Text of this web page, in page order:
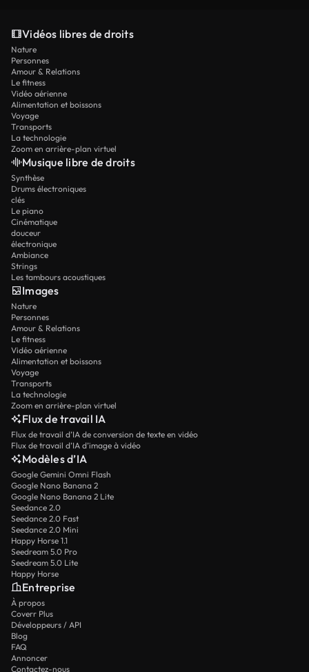
Vidéos libres de droits
Nature
Personnes
Amour & Relations
Le fitness
Vidéo aérienne
Alimentation et boissons
Voyage
Transports
La technologie
Zoom en arrière-plan virtuel
Musique libre de droits
Synthèse
Drums électroniques
clés
Le piano
Cinématique
douceur
électronique
Ambiance
Strings
Les tambours acoustiques
Images
Nature
Personnes
Amour & Relations
Le fitness
Vidéo aérienne
Alimentation et boissons
Voyage
Transports
La technologie
Zoom en arrière-plan virtuel
Flux de travail IA
Flux de travail d’IA de conversion de texte en vidéo
Flux de travail d’IA d’image à vidéo
Modèles d’IA
Google Gemini Omni Flash
Google Nano Banana 2
Google Nano Banana 2 Lite
Seedance 2.0
Seedance 2.0 Fast
Seedance 2.0 Mini
Happy Horse 1.1
Seedream 5.0 Pro
Seedream 5.0 Lite
Happy Horse
Entreprise
À propos
Coverr Plus
Développeurs / API
Blog
FAQ
Annoncer
Contactez-nous